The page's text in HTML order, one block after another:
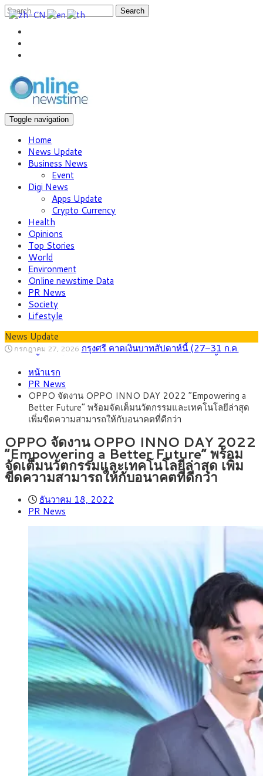
Search
Toggle navigation
Home
News Update
Business News
Event
Digi News
Apps Update
Crypto Currency
Health
Opinions
Top Stories
World
Environment
Online newstime Data
PR News
Society
Lifestyle
News Update
กรกฎาคม 27, 2026 กรุงศรี คาดเงินบาทสัปดาห์นี้ (27–31 ก.ค.
หน้ารถไฟฟ้าสงขลา โมโนเรล 12.54 กม. เชื่อมเมืองหาดใหญ่
สิงหาคม 4, 2026
รายหัวเพียง 2,618 บาท เสนอทบทวนจัดสรรงบให้สอดคล้องภาระ
งานจริง
สิงหาคม 3, 2026
33.00-33.60 ติดตามข้อมูลจ้างงานสหรัฐฯ
สิงหาคม 1, 2026 “เอกนิติ” เปิดเครื่องยนต์เศรษฐกิจใหม่ของไทย
เดินหน้า 5 ยุทธศาสตร์ รื้อโครงสร้างเศรษฐกิจ ดันไทยโตเต็ม
ศักยภาพ
กรกฎาคม 27, 2026
ภัยเงียบใกล้ตัวเด็ก LSD “แสตมป์เมา” ยาเสพ
ติดลายการ์ตูน กรมศุลกากร เตือนผู้ปกครองเฝ้าระวัง หลังยึดล็อต
ใหญ่จากเยอรมนี
หน้าแรก
PR News
OPPO จัดงาน OPPO INNO DAY 2022 “Empowering a
Better Future” พร้อมจัดเต็มนวัตกรรมและเทคโนโลยีล่าสุด
เพิ่มขีดความสามารถให้กับอนาคตที่ดีกว่า
OPPO จัดงาน OPPO INNO DAY 2022
“Empowering a Better Future” พร้อม
จัดเต็มนวัตกรรมและเทคโนโลยีล่าสุด เพิ่ม
ขีดความสามารถให้กับอนาคตที่ดีกว่า
ธันวาคม 18, 2022
PR News